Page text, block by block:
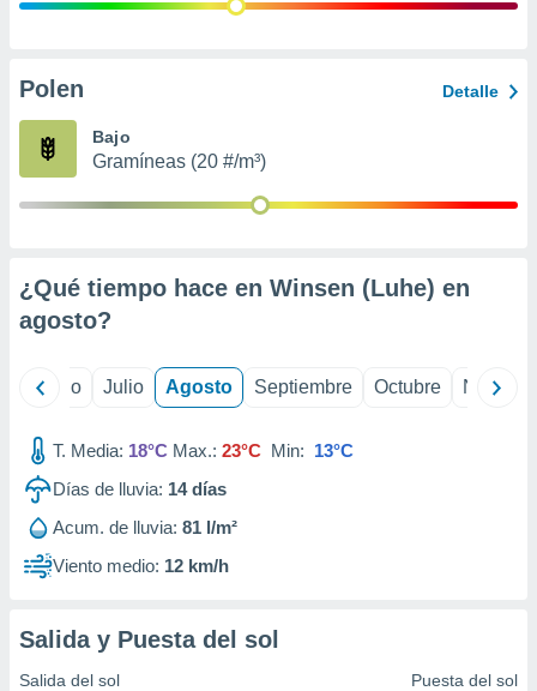
e
publicidad
Polen Detalle
Bajo
Gramíneas (20 #/m³)
¿Qué tiempo hace en Winsen (Luhe) en
agosto?
Junio Julio Agosto Septiembre Octubre
T. Media: 18°C Max.: 23°C Min: 13°C
Días de lluvia: 14días
Acum. de lluvia: 81 l/m²
Viento medio: 12 km/h
Salida y Puesta del sol
Salida del sol Puesta del sol